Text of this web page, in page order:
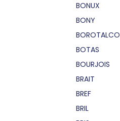
BONUX
BONY
BOROTALCO
BOTAS
BOURJOIS
BRAIT
BREF
BRIL